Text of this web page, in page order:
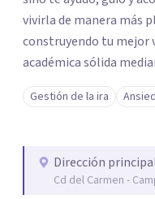
vivirla de manera más
construyendo tu mejor versión. Con
académica sólida
breve, familiar e
profesional y
auténtica y
seguridad emocional y
de cambio.
Gestión de la ira
Dirección
Cd del Carmen -